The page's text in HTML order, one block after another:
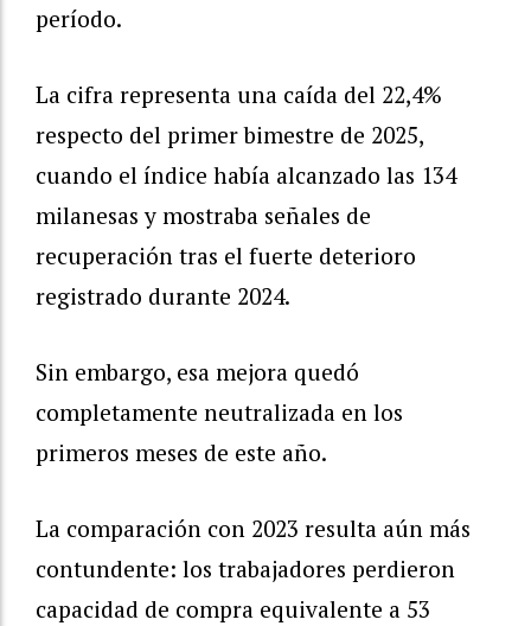
período.
La cifra representa una caída del 22,4%
respecto del primer bimestre de 2025,
cuando el índice había alcanzado las 134
milanesas y mostraba señales de
recuperación tras el fuerte deterioro
registrado durante 2024.
Sin embargo, esa mejora quedó
completamente neutralizada en los
primeros meses de este año.
La comparación con 2023 resulta aún más
contundente: los trabajadores perdieron
capacidad de compra equivalente a 53